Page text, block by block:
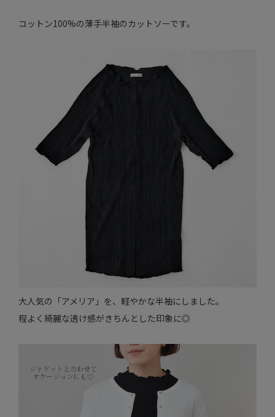
コットン100%の薄手半袖のカットソーです。
大人気の「アメリア」を、軽やかな半袖にしました。
程よく綺麗な透け感がきちんとした印象に◎